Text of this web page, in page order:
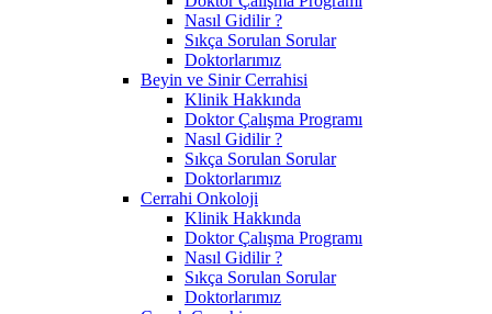
Nasıl Gidilir ?
Sıkça Sorulan Sorular
Doktorlarımız
Beyin ve Sinir Cerrahisi
Klinik Hakkında
Doktor Çalışma Programı
Nasıl Gidilir ?
Sıkça Sorulan Sorular
Doktorlarımız
Cerrahi Onkoloji
Klinik Hakkında
Doktor Çalışma Programı
Nasıl Gidilir ?
Sıkça Sorulan Sorular
Doktorlarımız